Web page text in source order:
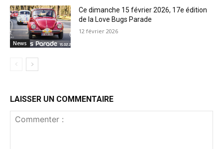
News
Ce dimanche 15 février 2026, 17e édition
de la Love Bugs Parade
12 février 2026
LAISSER UN COMMENTAIRE